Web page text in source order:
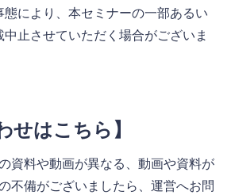
態により、本セミナーの一部あるい
止させていただく場合がございま
せはこちら】
資料や動画が異なる、動画や資料が
不備がございましたら、運営へお問